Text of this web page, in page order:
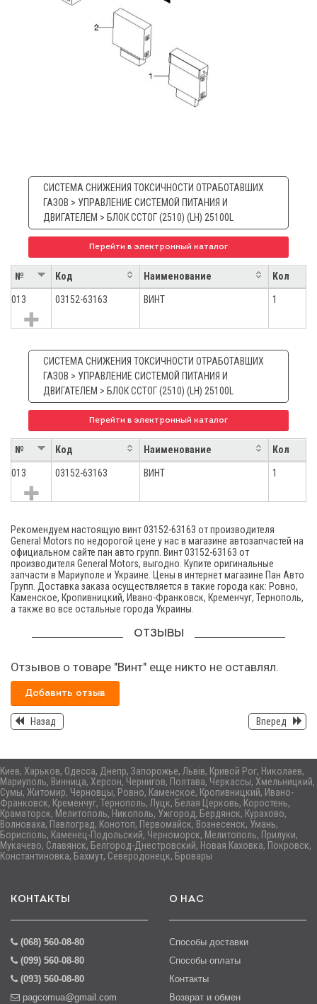
СИСТЕМА СНИЖЕНИЯ ТОКСИЧНОСТИ ОТРАБОТАВШИХ
ГАЗОВ > УПРАВЛЕНИЕ СИСТЕМОЙ ПИТАНИЯ И
ДВИГАТЕЛЕМ > БЛОК ССТОГ (2510) (LH) 25100L
Перейти в электронный каталог
№ Код Наименование Кол
013 03152-63163 ВИНТ 1
СИСТЕМА СНИЖЕНИЯ ТОКСИЧНОСТИ ОТРАБОТАВШИХ
ГАЗОВ > УПРАВЛЕНИЕ СИСТЕМОЙ ПИТАНИЯ И
ДВИГАТЕЛЕМ > БЛОК ССТОГ (2510) (LH) 25100L
Перейти в электронный каталог
№ Код Наименование Кол
013 03152-63163 ВИНТ 1
Рекомендуем настоящую винт 03152-63163 от производителя
General Motors по недорогой цене у нас в магазине автозапчастей на
официальном сайте пан авто групп. Винт 03152-63163 от
производителя General Motors, выгодно. Купите оригинальные
запчасти в Мариуполе и Украине. Цены в интернет магазине Пан Авто
Групп. Доставка заказа осуществляется в такие города как: Ровно,
Каменское, Кропивницкий, Ивано-Франковск, Кременчуг, Тернополь,
а также во все остальные города Украины.
ОТЗЫВЫ
Отзывов о товаре "Винт" еще никто не оставлял.
Добавить отзыв
Назад Вперед
Киев, Харьков, Одесса, Днепр, Запорожье, Львів, Кривой Рог, Николаев,
Мариуполь, Винница, Херсон, Чернигов, Полтава, Черкассы, Хмельницкий,
Сумы, Житомир, Черновцы, Ровно, Каменское, Кропивницкий, Ивано-
Франковск, Кременчуг, Тернополь, Луцк, Белая Церковь, Коростень,
Краматорск, Мелитополь, Никополь, Ужгород, Бердянск, Курахово,
Волноваха, Павлоград, Конотоп, Первомайск, Вознесенск, Умань,
Борисполь, Каменец-Подольский, Черноморск, Мелитополь, Прилуки,
Мукачево, Славянск, Белгород-Днестровский, Новая Каховка, Покровск,
Константиновка, Бахмут, Северодонецк, Бровары
КОНТАКТЫ
(068) 560-08-80
(099) 560-08-80
(093) 560-08-80
pagcomua@gmail.com
О НАС
Способы доставки
Способы оплаты
Контакты
Возврат и обмен